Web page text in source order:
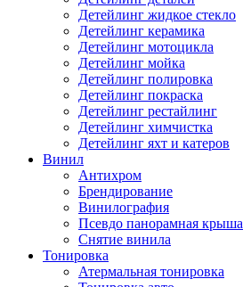
Детейлинг жидкое стекло
Детейлинг керамика
Детейлинг мотоцикла
Детейлинг мойка
Детейлинг полировка
Детейлинг покраска
Детейлинг рестайлинг
Детейлинг химчистка
Детейлинг яхт и катеров
Винил
Антихром
Брендирование
Винилография
Псевдо панорамная крыша
Снятие винила
Тонировка
Атермальная тонировка